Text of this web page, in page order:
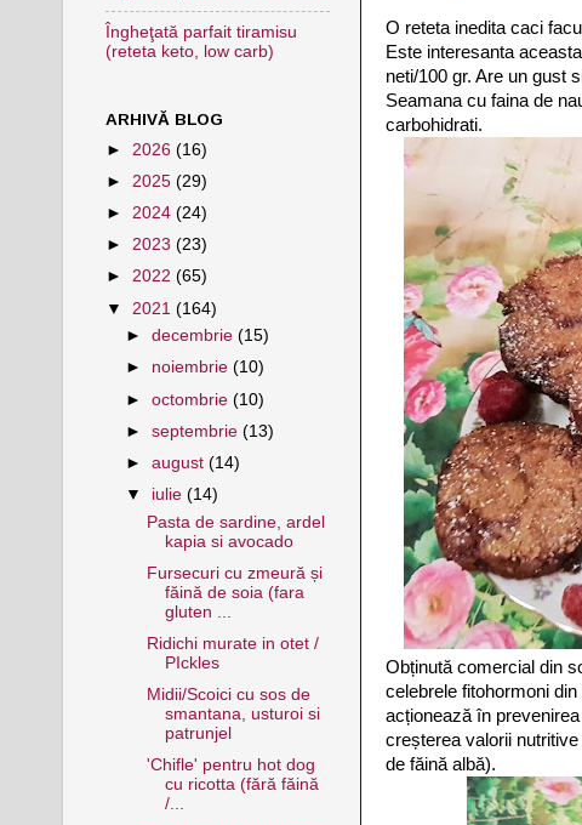
O reteta inedita caci
Este interesanta
neti/100 gr. Are un gust
Seamana cu faina de
carbohidrati.
Obținută comercial din
celebrele fitohormoni
acționează în
creșterea valorii
de făină albă).
Îngheţată parfait tiramisu
(reteta keto, low carb)
ARHIVĂ BLOG
► 2026 (16)
► 2025 (29)
► 2024 (24)
► 2023 (23)
► 2022 (65)
▼ 2021 (164)
►decembrie(15)
► noiembrie(10)
►octombrie(10)
►septembrie(13)
►august(14)
▼ iulie(14)
Pasta de sardine, ardel
kapia si avocado
Fursecuri cu zmeură și
făină de soia (fara
gluten ...
Ridichi murate in otet /
PIckles
Midii/Scoici cu sos de
smantana, usturoi si
patrunjel
'Chifle' pentru hot dog
cu ricotta (fără făină
/...